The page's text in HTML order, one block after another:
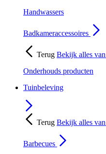
Handwassers
Badkameraccessoires
Terug Bekijk alles van
Onderhouds producten
Tuinbeleving
Terug Bekijk alles van
Barbecues